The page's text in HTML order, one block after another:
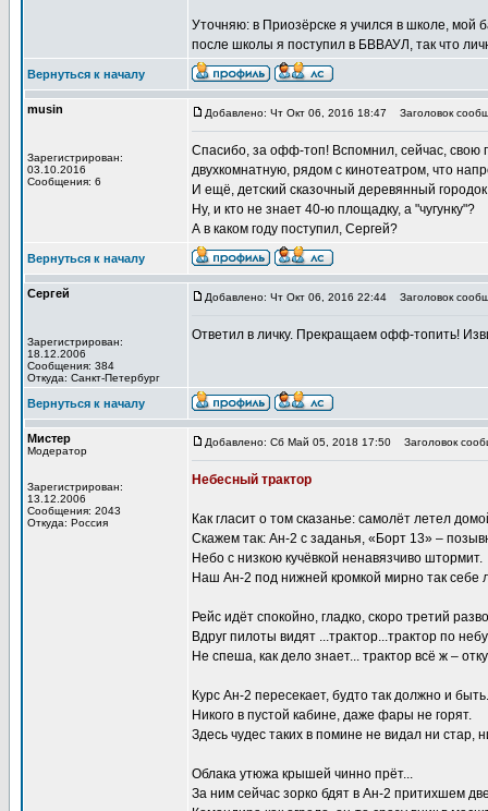
Уточняю: в Приозёрске я учился в школе, мой
после школы я поступил в БВВАУЛ, так что
Вернуться к началу
musin
Зарегистрирован:
03.10.2016
Сообщения: 6
Добавлено: Чт Окт 06, 2016 18:47 Заголовок
Спасибо, за офф-топ! Вспомнил, сейчас, свою
двухкомнатную, рядом с кинотеатром, что
И ещё, детский сказочный деревянный
Ну, и кто не знает 40-ю площадку, а "чугунку"?
А в каком году поступил, Сергей?
Вернуться к началу
Сергей
Зарегистрирован:
18.12.2006
Сообщения: 384
Откуда: Санкт-Петербург
Добавлено: Чт Окт 06, 2016 22:44 Заголовок
Ответил в личку. Прекращаем офф-топить!
Вернуться к началу
Мистер
Модератор
Зарегистрирован:
13.12.2006
Сообщения: 2043
Откуда: Россия
Добавлено: Сб Май 05, 2018 17:50 Заголовок
Небесный трактор
Как гласит о том сказанье: самолёт летел
Скажем так: Ан-2 с заданья, «Борт 13» –
Небо с низкою кучёвкой ненавязчиво штормит.
Наш Ан-2 под нижней кромкой мирно так себе
Рейс идёт спокойно, гладко, скоро третий
Вдруг пилоты видят ...трактор...трактор по
Не спеша, как дело знает... трактор всё ж –
Курс Ан-2 пересекает, будто так должно и
Никого в пустой кабине, даже фары не горят.
Здесь чудес таких в помине не видал ни стар,
Облака утюжа крышей чинно прёт...
За ним сейчас зорко бдят в Ан-2 притихшем